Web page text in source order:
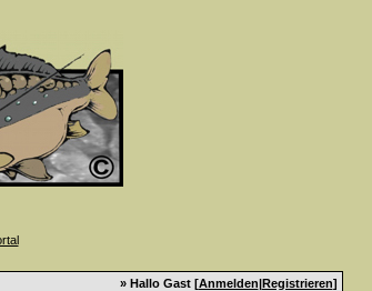
» Hallo Gast [Anmelden|Registrieren]